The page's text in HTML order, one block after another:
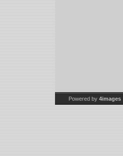
Powered by 4images